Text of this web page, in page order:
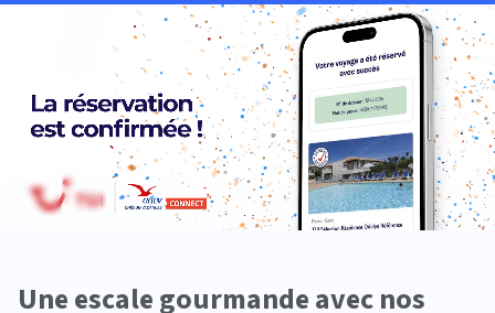
Océan Indien
Nos thématiques